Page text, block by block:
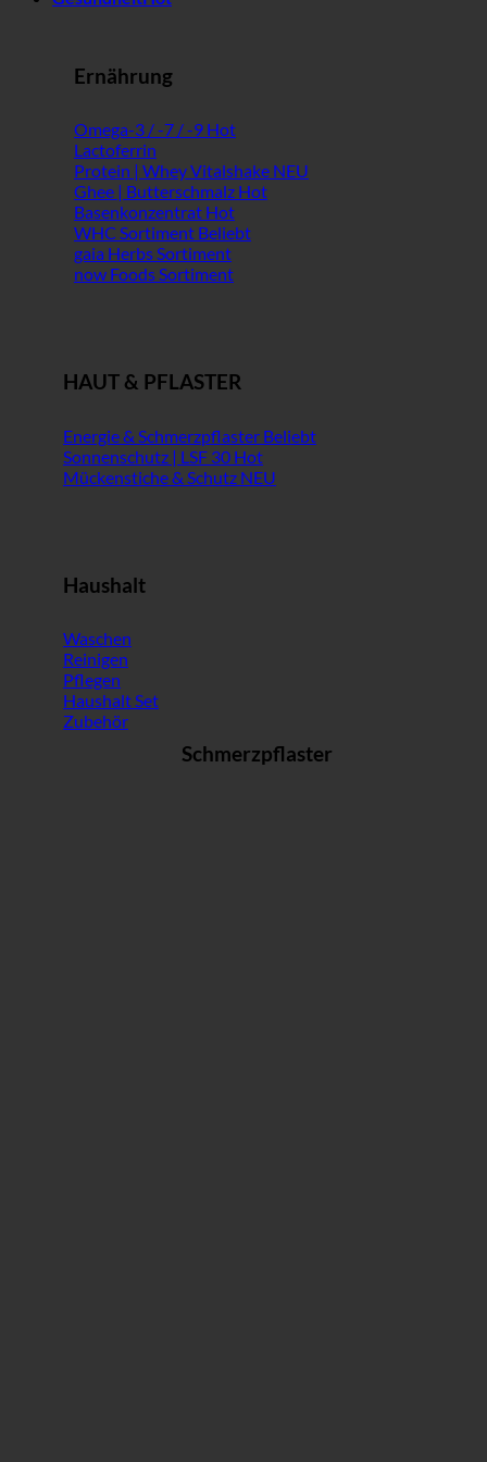
Ernährung
Omega-3 / -7 / -9
Lactoferrin
Protein | Whey Vitalshake
Ghee | Butterschmalz
Basenkonzentrat
WHC Sortiment
gaia Herbs Sortiment
now Foods Sortiment
HAUT & PFLASTER
Energie & Schmerzpflaster
Sonnenschutz | LSF 30
Mückenstiche & Schutz
Haushalt
Waschen
Reinigen
Pflegen
Haushalt Set
Zubehör
Schmerzpflaster